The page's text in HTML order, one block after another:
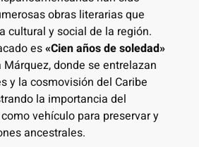
obras literarias que
cultural y social de la región.
es«Cien años de soledad»
Márquez, donde se entrelazan
y la cosmovisión del Caribe
la importancia del
vehículo para preservar y
ancestrales.